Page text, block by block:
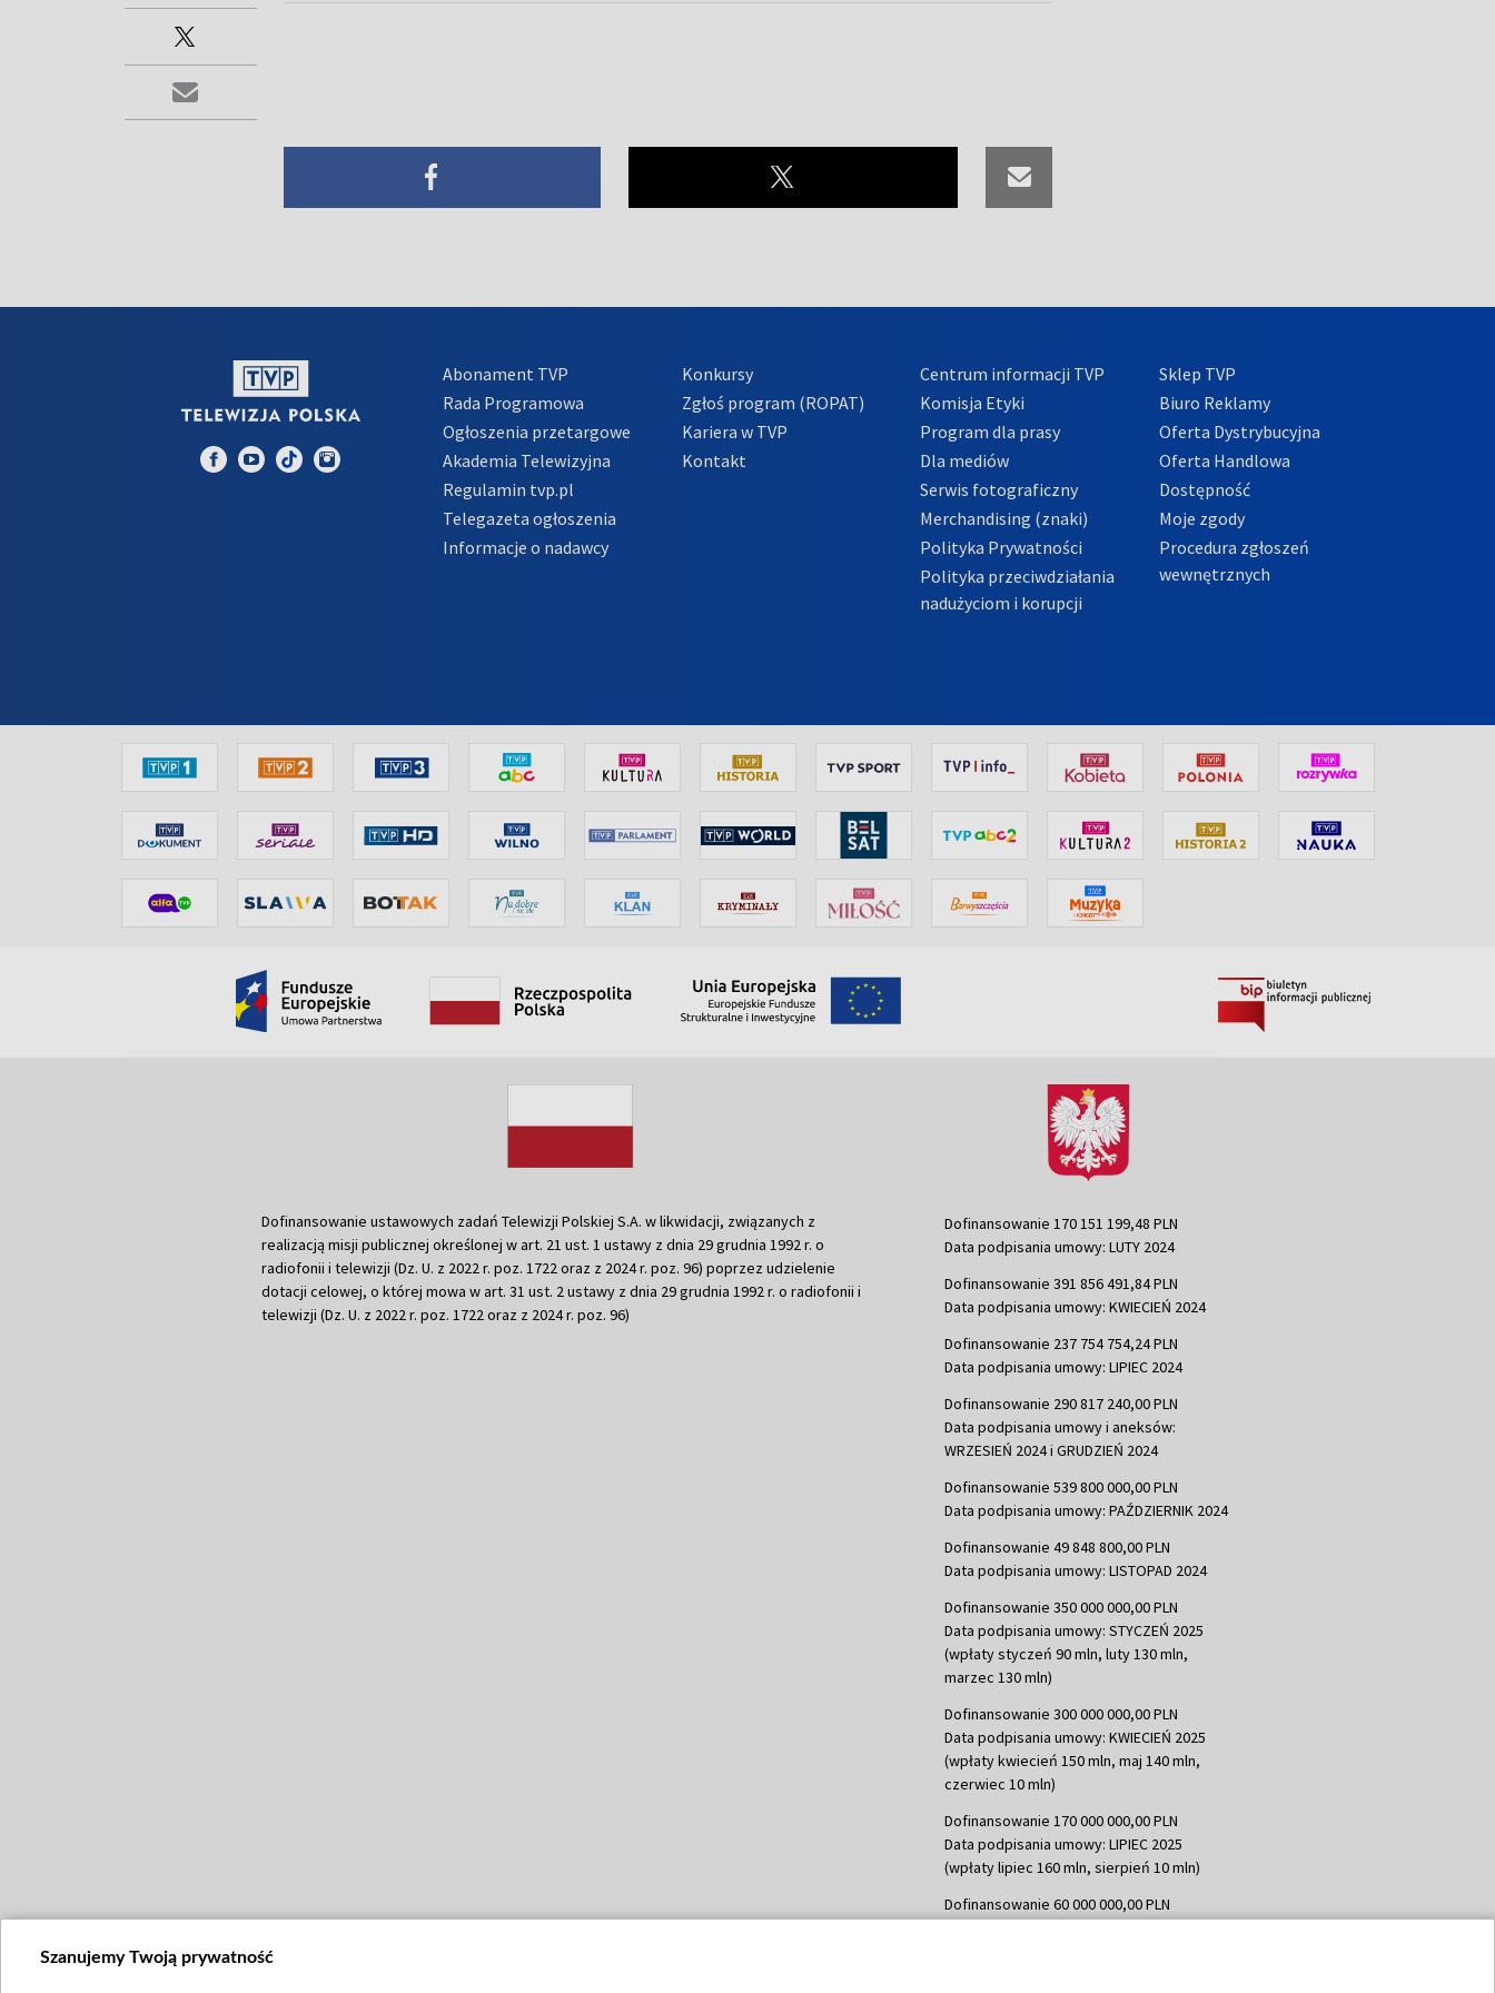
Abonament TVP
Rada Programowa
Ogłoszenia przetargowe
Akademia Telewizyjna
Regulamin tvp.pl
Telegazeta ogłoszenia
Informacje o nadawcy
Konkursy
Zgłoś program (ROPAT)
Kariera w TVP
Kontakt
Centrum informacji TVP
Komisja Etyki
Program dla prasy
Dla mediów
Serwis fotograficzny
Merchandising (znaki)
Polityka Prywatności
Polityka przeciwdziałania
nadużyciom i korupcji
Sklep TVP
Biuro Reklamy
Oferta Dystrybucyjna
Oferta Handlowa
Dostępność
Moje zgody
Procedura zgłoszeń
wewnętrznych
Dofinansowanie ustawowych zadań Telewizji Polskiej S.A. w likwidacji, związanych z
realizacją misji publicznej określonej w art. 21 ust. 1 ustawy z dnia 29 grudnia 1992 r. o
radiofonii i telewizji (Dz. U. z 2022 r. poz. 1722 oraz z 2024 r. poz. 96) poprzez udzielenie
dotacji celowej, o której mowa w art. 31 ust. 2 ustawy z dnia 29 grudnia 1992 r. o radiofonii i
telewizji (Dz. U. z 2022 r. poz. 1722 oraz z 2024 r. poz. 96)
Dofinansowanie 170 151 199,48 PLN
Data podpisania umowy: LUTY 2024
Dofinansowanie 391 856 491,84 PLN
Data podpisania umowy: KWIECIEŃ 2024
Dofinansowanie 237 754 754,24 PLN
Data podpisania umowy: LIPIEC 2024
Dofinansowanie 290 817 240,00 PLN
Data podpisania umowy i aneksów:
WRZESIEŃ 2024 i GRUDZIEŃ 2024
Dofinansowanie 539 800 000,00 PLN
Data podpisania umowy: PAŹDZIERNIK 2024
Dofinansowanie 49 848 800,00 PLN
Data podpisania umowy: LISTOPAD 2024
Dofinansowanie 350 000 000,00 PLN
Data podpisania umowy: STYCZEŃ 2025
(wpłaty styczeń 90 mln, luty 130 mln,
marzec 130 mln)
Dofinansowanie 300 000 000,00 PLN
Data podpisania umowy: KWIECIEŃ 2025
(wpłaty kwiecień 150 mln, maj 140 mln,
czerwiec 10 mln)
Dofinansowanie 170 000 000,00 PLN
Data podpisania umowy: LIPIEC 2025
(wpłaty lipiec 160 mln, sierpień 10 mln)
Dofinansowanie 60 000 000,00 PLN
Szanujemy Twoją prywatność